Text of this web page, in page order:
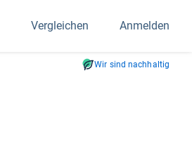
Vergleichen Anmelden
Wir sind nachhaltig